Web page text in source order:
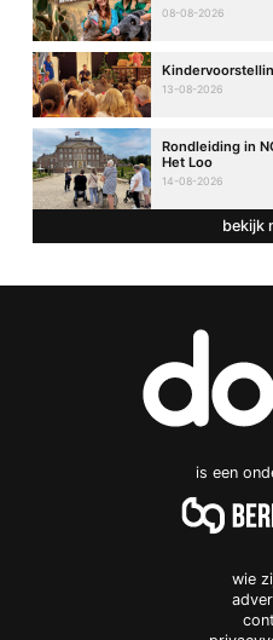
08-08-2026
13-08-2026
Rondleiding in
Het Loo
14-08-2026
bekijk
is een
wie